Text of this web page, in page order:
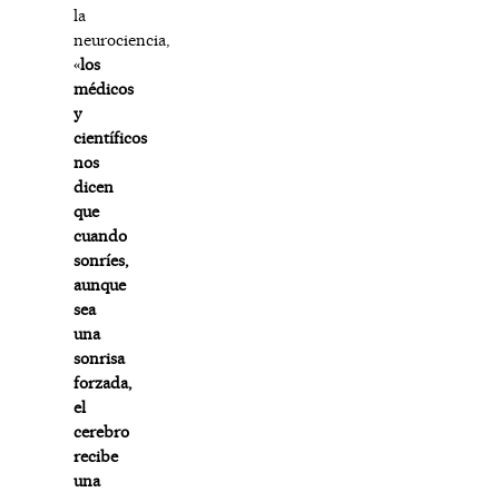
la
neurociencia,
«los
médicos
y
científicos
nos
dicen
que
cuando
sonríes,
aunque
sea
una
sonrisa
forzada,
el
cerebro
recibe
una